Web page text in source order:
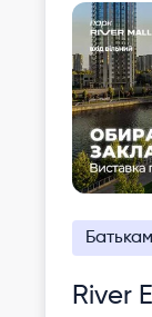
Батькам
River